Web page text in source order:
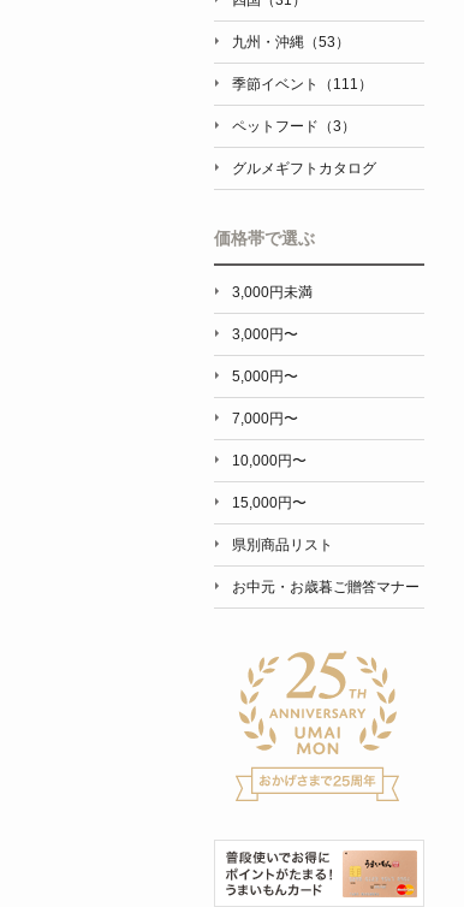
九州・沖縄（53）
季節イベント（111）
ペットフード（3）
グルメギフトカタログ
価格帯で選ぶ
3,000円未満
3,000円〜
5,000円〜
7,000円〜
10,000円〜
15,000円〜
県別商品リスト
お中元・お歳暮ご贈答マナー